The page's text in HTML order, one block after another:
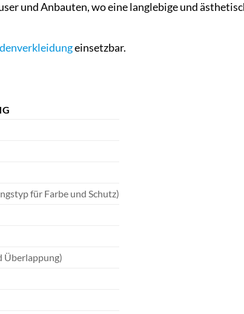
und Anbauten, wo eine langlebige und
einsetzbar.
für Farbe und Schutz)
Überlappung)